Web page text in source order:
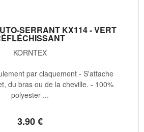
SERRANT KX114 - VERT
KORNTEX
3.90€
par claquement - S'attache
du bras ou de la cheville. - 100%
polyester ...